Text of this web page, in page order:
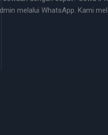
melalui WhatsApp. Kami